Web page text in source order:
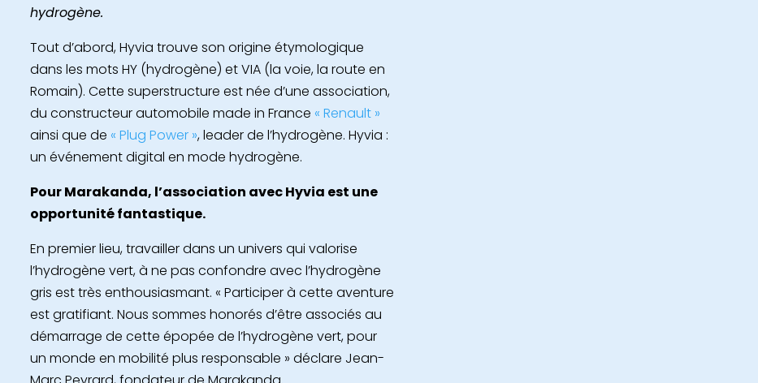
hydrogène.
Tout d’abord, Hyvia trouve son origine étymologique
dans les mots HY (hydrogène) et VIA (la voie, la route en
Romain). Cette superstructure est née d’une association,
du constructeur automobile made in France « Renault »
ainsi que de « Plug Power », leader de l’hydrogène. Hyvia :
un événement digital en mode hydrogène.
Pour Marakanda, l’association avec Hyvia est une
opportunité fantastique.
En premier lieu, travailler dans un univers qui valorise
l’hydrogène vert, à ne pas confondre avec l’hydrogène
gris est très enthousiasmant. « Participer à cette aventure
est gratifiant. Nous sommes honorés d’être associés au
démarrage de cette épopée de l’hydrogène vert, pour
un monde en mobilité plus responsable » déclare Jean-